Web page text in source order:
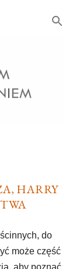
HARRY
do
może część